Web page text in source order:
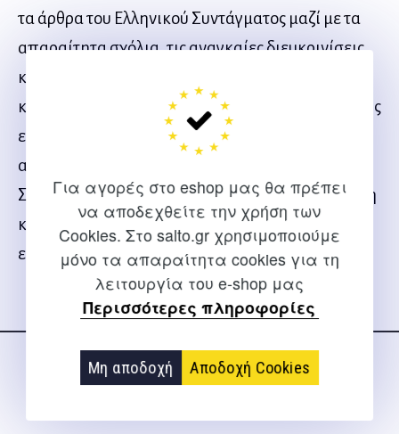
Για αγορές στο eshop μας θα πρέπει
να αποδεχθείτε την χρήση των
Cookies. Στο salto.gr χρησιμοποιούμε
μόνο τα απαραίτητα cookies για τη
λειτουργία του e-shop μας
Περισσότερες πληροφορίες
Μη αποδοχή Αποδοχή Cookies
τα άρθρα του Ελληνικού Συντάγματος μαζί με τα
απαραίτητα σχόλια, τις αναγκαίες διευκρινίσεις
και τις επισημάνσεις των κυριοτέρων σημείων
κάθε άρθρου. Οι ερωτήσεις κατανόησης μαζί με τις
ερωτήσεις πολλαπλών επιλογών εφοδιάζουν τον
αναγνώστη με γνώσεις σχετικά με τα άρθρα του
Συντάγματος και του προσφέρουν την εξοικείωση
και την προετοιμασία που χρειάζεται για τις
εξετάσεις του Α.Σ.Ε.Π.
Ακολουθήστε μας